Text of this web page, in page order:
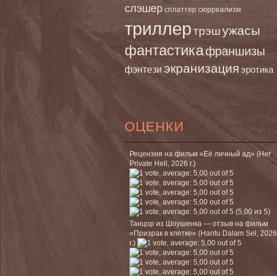
слэшер сплаттер сюрреализм
триллертрэшужасы
фантастикафраншизы
фэнтези экранизация эротика
ОЦЕНКИ
Рецензия на фильм «Её личный ад» (Her
Private Hell, 2026 г.)
(5,00 из 5)
Танцор из Шоушенка — отзыв на фильм
«Призрак в клетке» (Hantu Dalam Sel, 2026
г.)